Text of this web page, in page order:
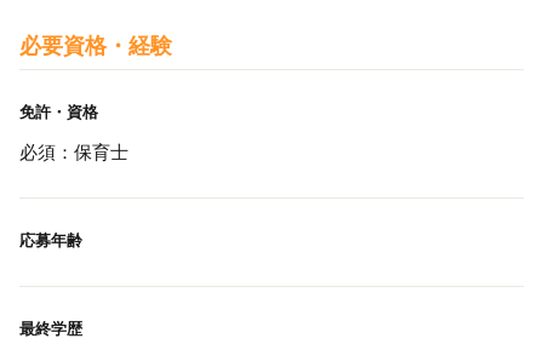
必要資格・経験
免許・資格
必須：保育士
応募年齢
最終学歴